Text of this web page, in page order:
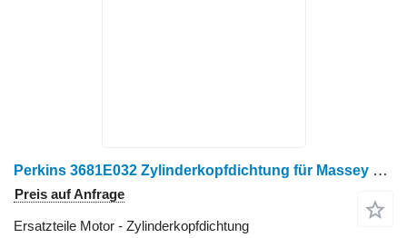
Perkins 3681E032 Zylinderkopfdichtung für Massey Ferguson Radtraktor
Preis auf Anfrage
Ersatzteile Motor - Zylinderkopfdichtung